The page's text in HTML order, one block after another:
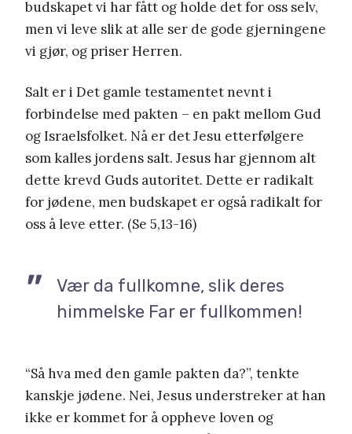
budskapet vi har fått og holde det for oss selv,
men vi leve slik at alle ser de gode gjerningene
vi gjør, og priser Herren.
Salt er i Det gamle testamentet nevnt i
forbindelse med pakten – en pakt mellom Gud
og Israelsfolket. Nå er det Jesu etterfølgere
som kalles jordens salt. Jesus har gjennom alt
dette krevd Guds autoritet. Dette er radikalt
for jødene, men budskapet er også radikalt for
oss å leve etter. (Se 5,13-16)
Vær da fullkomne, slik deres
himmelske Far er fullkommen!
“Så hva med den gamle pakten da?”, tenkte
kanskje jødene. Nei, Jesus understreker at han
ikke er kommet for å oppheve loven og